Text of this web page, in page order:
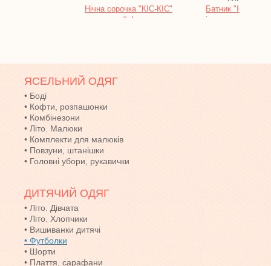
Нічна сорочка "КІС-КІС"
однотонний футер
Батник
ЯСЕЛЬНИЙ ОДЯГ
• Боді
• Кофти, розпашонки
• Комбінезони
• Літо. Малюки
• Комплекти для малюків
• Повзуни, штанішки
• Головні убори, рукавички
ДИТЯЧИЙ ОДЯГ
• Літо. Дівчата
• Літо. Хлопчики
• Вишиванки дитячі
•Футболки
• Шорти